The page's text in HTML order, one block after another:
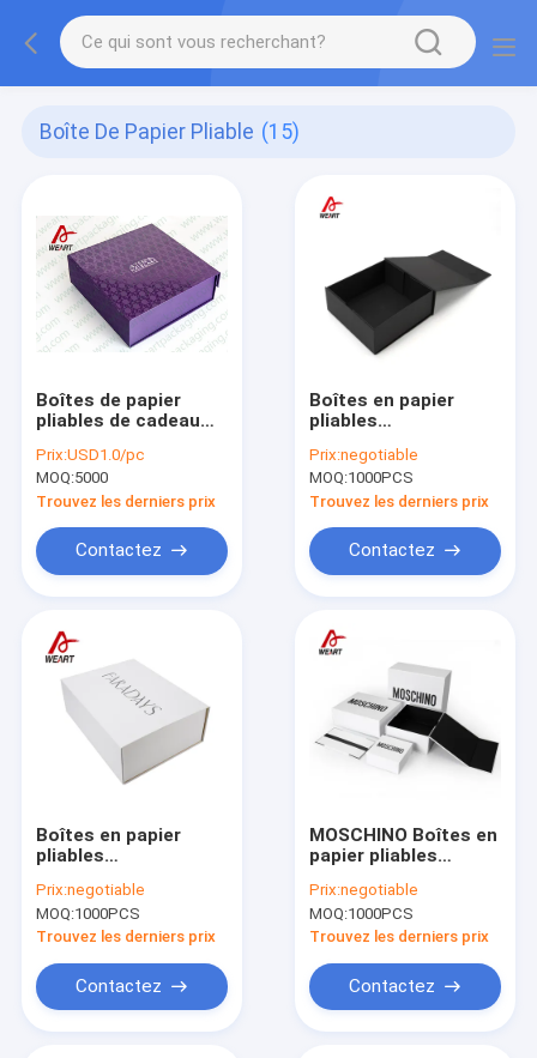
Boîte De Papier Pliable (15)
Boîtes de papier
pliables de cadeau
UV de vernis avec
des couvercles
Prix:USD1.0/pc
MOQ:5000
Trouvez les derniers prix
Contactez
Boîtes en papier
pliables
Emballage cadeau
avec aimants
Prix:negotiable
MOQ:1000PCS
Trouvez les derniers prix
Contactez
Boîtes en papier
pliables
Emballage cadeau
avec aimants
Prix:negotiable
MOQ:1000PCS
Trouvez les derniers prix
Contactez
MOSCHINO Boîtes en
papier pliables
Emballage cadeau
avec aimants
Prix:negotiable
MOQ:1000PCS
Trouvez les derniers prix
Contactez